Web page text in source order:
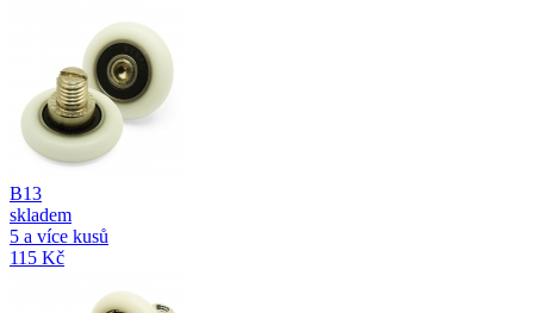
B13
skladem
5 a více kusů
115 Kč